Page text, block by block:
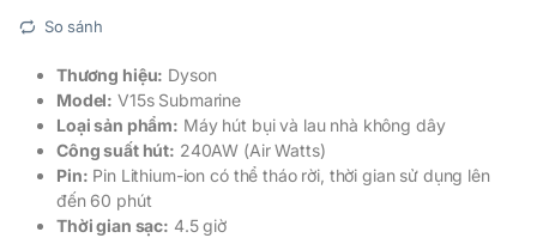
So sánh
Thương hiệu: Dyson
Model: V15s Submarine
Loại sản phẩm: Máy hút bụi và lau nhà không dây
Công suất hút: 240AW (Air Watts)
Pin: Pin Lithium-ion có thể tháo rời, thời gian sử dụng lên
đến 60 phút
Thời gian sạc: 4.5 giờ